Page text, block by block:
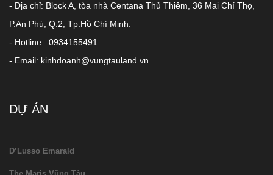
- Địa chỉ: Block A, tòa nhà Centana Thủ Thiêm, 36 Mai Chí Thọ,
P.An Phú, Q.2, Tp.Hồ Chí Minh.
- Hotline: 0934155491
- Email: kinhdoanh@vungtauland.vn
DỰ ÁN
D’Lusso Emarald